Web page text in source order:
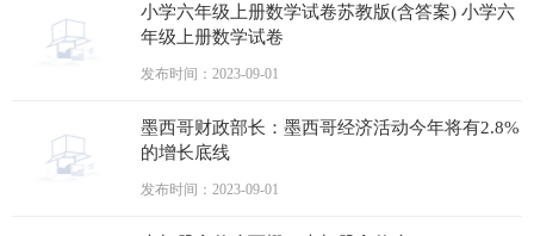
小学六年级上册数学试卷苏教版(含答案) 小学六
年级上册数学试卷
发布时间：2023-09-01
墨西哥财政部长：墨西哥经济活动今年将有2.8%
的增长底线
发布时间：2023-09-01